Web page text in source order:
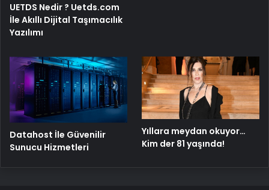
UETDS Nedir ? Uetds.com
İle Akıllı Dijital Taşımacılık
Yazılımı
Datahost İle Güvenilir
Sunucu Hizmetleri
Yıllara meydan okuyor…
Kim der 81 yaşında!